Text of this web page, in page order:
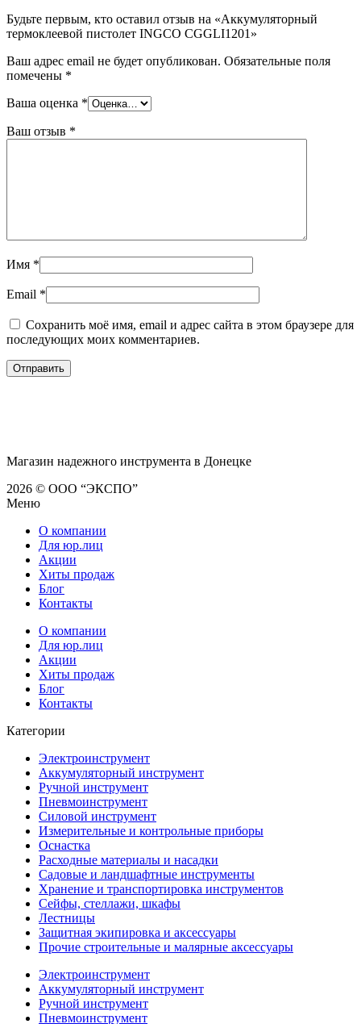
Будьте первым, кто оставил отзыв на «Аккумуляторный
термоклеевой пистолет INGCO CGGLI1201»
Ваш адрес email не будет опубликован. Обязательные поля
помечены *
Ваша оценка *
Ваш отзыв *
Имя *
Email *
Сохранить моё имя, email и адрес сайта в этом браузере для
последующих моих комментариев.
Магазин надежного инструмента в Донецке
2026 © ООО “ЭКСПО”
Меню
О компании
Для юр.лиц
Акции
Хиты продаж
Блог
Контакты
О компании
Для юр.лиц
Акции
Хиты продаж
Блог
Контакты
Категории
Электроинструмент
Аккумуляторный инструмент
Ручной инструмент
Пневмоинструмент
Силовой инструмент
Измерительные и контрольные приборы
Оснастка
Расходные материалы и насадки
Садовые и ландшафтные инструменты
Хранение и транспортировка инструментов
Сейфы, стеллажи, шкафы
Лестницы
Защитная экипировка и аксессуары
Прочие строительные и малярные аксессуары
Электроинструмент
Аккумуляторный инструмент
Ручной инструмент
Пневмоинструмент